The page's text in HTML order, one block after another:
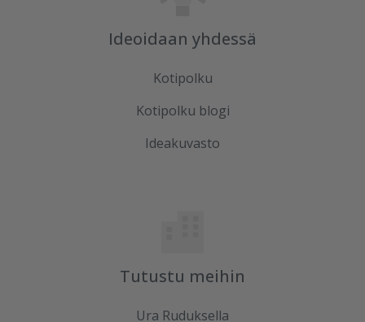
Ideoidaan yhdessä
Kotipolku
Kotipolku blogi
Ideakuvasto
Tutustu meihin
Ura Ruduksella